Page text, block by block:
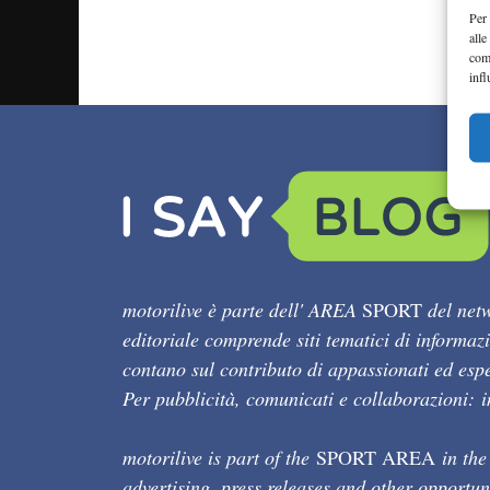
motorilive è parte dell' AREA SPORT del
editoriale comprende siti tematici di
contano sul contributo di appassionati ed
Per pubblicità, comunicati e collaborazioni:
motorilive is part of the SPORT AREA in